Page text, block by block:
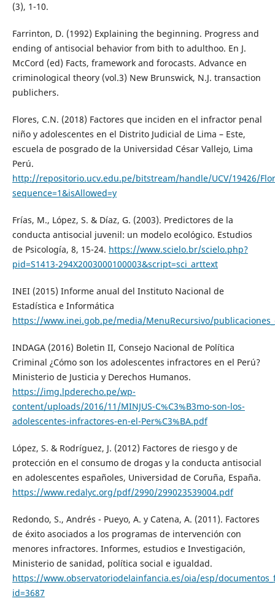
(3), 1-10.
Farrinton, D. (1992) Explaining the beginning. Progress and
ending of antisocial behavior from bith to adulthoo. En J.
McCord (ed) Facts, framework and forocasts. Advance en
criminological theory (vol.3) New Brunswick, N.J. transaction
publichers.
Flores, C.N. (2018) Factores que inciden en el infractor penal
niño y adolescentes en el Distrito Judicial de Lima – Este,
escuela de posgrado de la Universidad César Vallejo, Lima
Perú.
http://repositorio.ucv.edu.pe/bitstream/handle/UCV/19426/
sequence=1&isAllowed=y
Frías, M., López, S. & Díaz, G. (2003). Predictores de la
conducta antisocial juvenil: un modelo ecológico. Estudios
de Psicología, 8, 15-24. https://www.scielo.br/scielo.php?
pid=S1413-294X2003000100003&script=sci_arttext
INEI (2015) Informe anual del Instituto Nacional de
Estadística e Informática
https://www.inei.gob.pe/media/MenuRecursivo/
INDAGA (2016) Boletin II, Consejo Nacional de Política
Criminal ¿Cómo son los adolescentes infractores en el Perú?
Ministerio de Justicia y Derechos Humanos.
https://img.lpderecho.pe/wp-
content/uploads/2016/11/MINJUS-C%C3%B3mo-son-los-
adolescentes-infractores-en-el-Per%C3%BA.pdf
López, S. & Rodríguez, J. (2012) Factores de riesgo y de
protección en el consumo de drogas y la conducta antisocial
en adolescentes españoles, Universidad de Coruña, España.
https://www.redalyc.org/pdf/2990/299023539004.pdf
Redondo, S., Andrés - Pueyo, A. y Catena, A. (2011). Factores
de éxito asociados a los programas de intervención con
menores infractores. Informes, estudios e Investigación,
Ministerio de sanidad, política social e igualdad.
https://www.observatoriodelainfancia.es/oia/esp/
id=3687